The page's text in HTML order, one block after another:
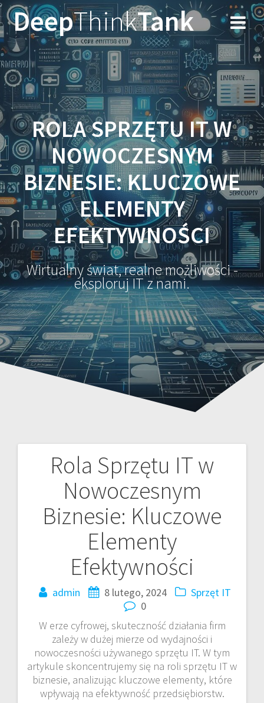
Przejdź
do
treści
DeepThinkTank
ROLA SPRZĘTU IT W
NOWOCZESNYM
BIZNESIE: KLUCZOWE
ELEMENTY
EFEKTYWNOŚCI
Wirtualny świat, realne możliwości -
eksploruj IT z nami.
Rola Sprzętu IT w
Nowoczesnym
Biznesie: Kluczowe
Elementy
Efektywności
admin 8 lutego, 2024
Sprzęt IT
0
W erze cyfrowej, skuteczność działania firm
zależy w dużej mierze od wydajności i
nowoczesności używanego sprzętu IT. W tym
artykule skoncentrujemy się na roli sprzętu IT w
biznesie, analizując kluczowe elementy, które
wpływają na efektywność przedsiębiorstw.
Nawigacja
wpisu